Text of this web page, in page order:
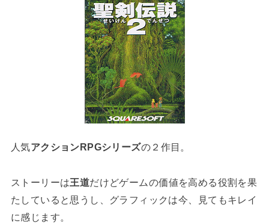
人気アクションRPGシリーズの２作目。
ストーリーは王道だけどゲームの価値を高める役割を果
たしていると思うし、グラフィックは今、見てもキレイ
に感じます。